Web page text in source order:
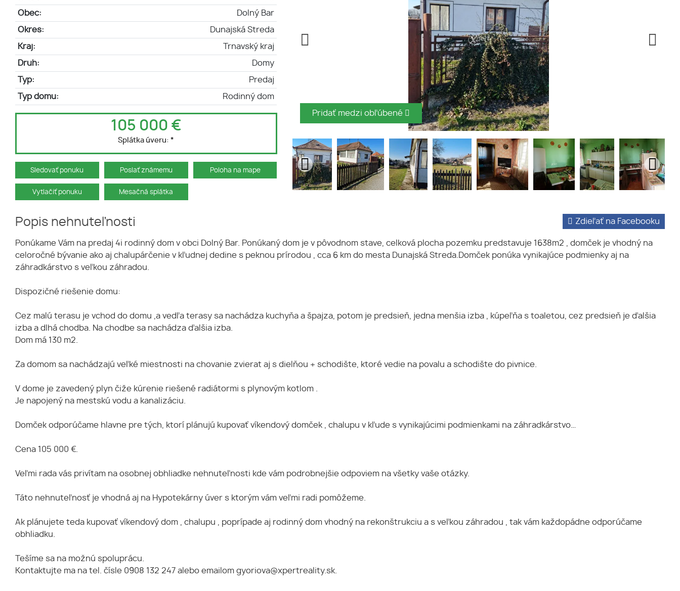
Obec: Dolný Bar
Okres: Dunajská Streda
Kraj: Trnavský kraj
Druh: Domy
Typ: Predaj
Typ domu: Rodinný dom
105 000 €
Splátka úveru:*
Sledovať ponuku Poslať známemu Poloha na mape
Vytlačiť ponuku Mesačná splátka
Pridať medzi obľúbené
Popis nehnuteľnosti Zdieľať na Facebooku
Ponúkame Vám na predaj 4i rodinný dom v obci Dolný Bar. Ponúkaný dom je v pôvodnom stave, celková plocha pozemku predstavuje 1638m2 , domček je vhodný na
celoročné bývanie ako aj chalupárčenie v kľudnej dedine s peknou prírodou , cca 6 km do mesta Dunajská Streda.Domček ponúka vynikajúce podmienky aj na
záhradkárstvo s veľkou záhradou.
Dispozičné riešenie domu:
Cez malú terasu je vchod do domu ,a vedľa terasy sa nachádza kuchyňa a špajza, potom je predsieň, jedna menšia izba , kúpeľňa s toaletou, cez predsieň je ďalšia
izba a dlhá chodba. Na chodbe sa nachádza ďalšia izba.
Dom má 130 m2.
Za domom sa nachádzajú veľké miestnosti na chovanie zvierat aj s dielňou + schodište, ktoré vedie na povalu a schodište do pivnice.
V dome je zavedený plyn čiže kúrenie riešené radiátormi s plynovým kotlom .
Je napojený na mestskú vodu a kanalizáciu.
Domček odporúčame hlavne pre tých, ktorí plánujú kupovať víkendový domček , chalupu v kľude s vynikajúcimi podmienkami na záhradkárstvo…
Cena 105 000 €.
Veľmi rada vás privítam na osobnej obhliadke nehnuteľnosti kde vám podrobnejšie odpoviem na všetky vaše otázky.
Táto nehnuteľnosť je vhodná aj na Hypotekárny úver s ktorým vám veľmi radi pomôžeme.
Ak plánujete teda kupovať víkendový dom , chalupu , poprípade aj rodinný dom vhodný na rekonštrukciu a s veľkou záhradou , tak vám každopádne odporúčame
obhliadku.
Tešíme sa na možnú spoluprácu.
Kontaktujte ma na tel. čísle 0908 132 247 alebo emailom gyoriova@xpertreality.sk.